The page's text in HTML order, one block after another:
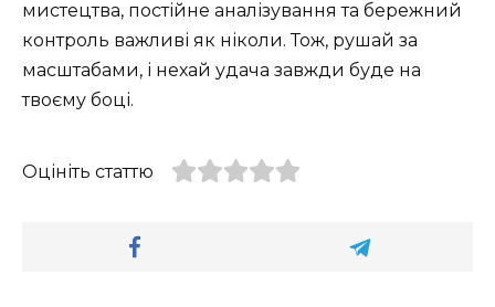
мистецтва, постійне аналізування та бережний
контроль важливі як ніколи. Тож, рушай за
масштабами, і нехай удача завжди буде на
твоєму боці.
Оцініть статтю